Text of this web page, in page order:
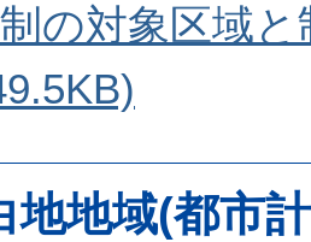
の対象区域
地地域(都市